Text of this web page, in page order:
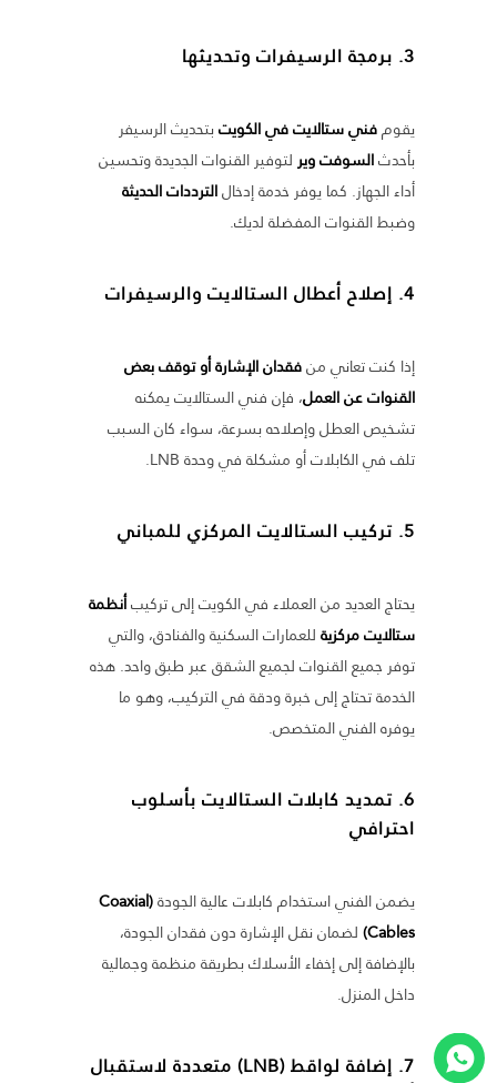
3. برمجة الرسيفرات وتحديثها
يقومفني ستالايت في الكويتبتحديث الرسيفر
بأحدثالسوفت ويرلتوفير القنوات الجديدة وتحسين
أداء الجهاز. كما يوفر خدمة إدخالالترددات الحديثة
وضبط القنوات المفضلة لديك.
4. إصلاح أعطال الستالايت والرسيفرات
إذا كنت تعاني منفقدان الإشارة أو توقف بعض
القنوات عن العمل، فإن فني الستالايت يمكنه
تشخيص العطل وإصلاحه بسرعة، سواء كان السبب
تلف في الكابلات أو مشكلة في وحدة LNB.
5. تركيب الستالايت المركزي للمباني
يحتاج العديد من العملاء في الكويت إلى تركيبأنظمة
ستالايت مركزيةللعمارات السكنية والفنادق، والتي
توفر جميع القنوات لجميع الشقق عبر طبق واحد. هذه
الخدمة تحتاج إلى خبرة ودقة في التركيب، وهو ما
يوفره الفني المتخصص.
6. تمديد كابلات الستالايت بأسلوب
احترافي
يضمن الفني استخدام كابلات عالية الجودة (Coaxial
Cables) لضمان نقل الإشارة دون فقدان الجودة،
بالإضافة إلى إخفاء الأسلاك بطريقة منظمة وجمالية
داخل المنزل.
7.
إضافة لواقط (LNB) متعددة لاستقبال